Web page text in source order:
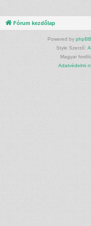
Fórum kezdőlap
Powered by phpBB
Style Szerző:
Magyar
Adatvédelmi